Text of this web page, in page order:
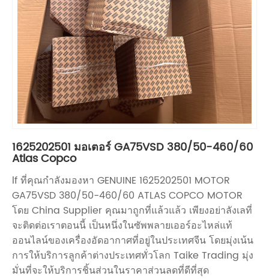
1625202501 มอเตอร์ GA75VSD 380/50-460/60
Atlas Copco
lf ที่คุณกำลังมองหา GENUINE 1625202501 MOTOR
GA75VSD 380/50-460/60 ATLAS COPCO MOTOR
โดย China Supplier คุณมาถูกที่แล้วแล้ว เพียงอย่าลังเลที่
จะติดต่อเราตอนนี้ เป็นหนึ่งในซัพพลายเออร์อะไหล่แท้
ออนไลน์ของเครื่องอัดอากาศที่อยู่ในประเทศจีน โดยมุ่งเน้น
การให้บริการลูกค้าต่างประเทศทั่วโลก Taike Trading มุ่ง
มั่นที่จะให้บริการชิ้นส่วนในราคาส่วนลดที่ดีที่สุด